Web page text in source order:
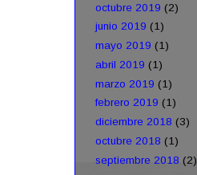
octubre 2019 (2)
junio 2019 (1)
mayo 2019 (1)
abril 2019 (1)
marzo 2019 (1)
febrero 2019 (1)
diciembre 2018 (3)
octubre 2018 (1)
septiembre 2018 (2)